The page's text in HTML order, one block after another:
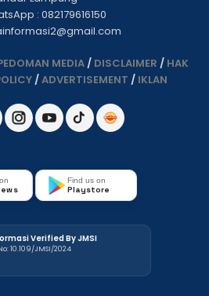
: 082179616150
MEDIA/ DISCLAIMER / HAK
/ADVERTISEMENT / IKLAN
Find us on
Playstore
Verified By JMSI
10.109/JMSI/2024